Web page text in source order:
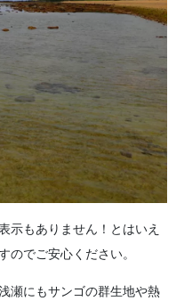
示もありません！とはいえ
でご安心ください。
瀬にもサンゴの群生地や熱